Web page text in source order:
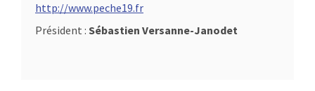
http://www.peche19.fr
Président : Sébastien Versanne-Janodet